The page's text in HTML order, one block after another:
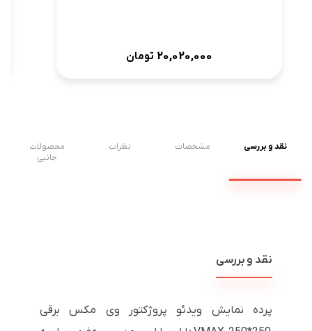
20,020,000 تومان
نقد و بررسی مشخصات نظرات
محصولات
جانبی
نقد و بررسی
پرده نمایش ویدئو پروژکتور وی مکس برقی